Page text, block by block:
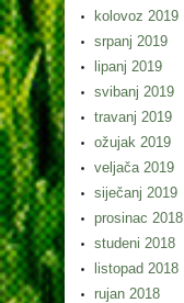
kolovoz 2019
srpanj 2019
lipanj 2019
svibanj 2019
travanj 2019
ožujak 2019
veljača 2019
siječanj 2019
prosinac 2018
studeni 2018
listopad 2018
rujan 2018